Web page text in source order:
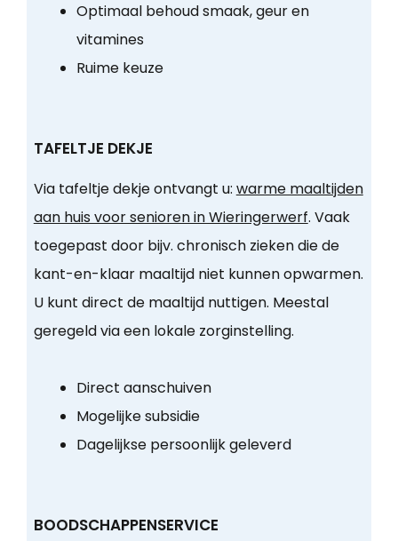
Optimaal behoud smaak, geur en
vitamines
Ruime keuze
TAFELTJE DEKJE
Via tafeltje dekje ontvangt u: warme maaltijden
aan huis voor senioren in Wieringerwerf. Vaak
toegepast door bijv. chronisch zieken die de
kant-en-klaar maaltijd niet kunnen opwarmen.
U kunt direct de maaltijd nuttigen. Meestal
geregeld via een lokale zorginstelling.
Direct aanschuiven
Mogelijke subsidie
Dagelijkse persoonlijk geleverd
BOODSCHAPPENSERVICE